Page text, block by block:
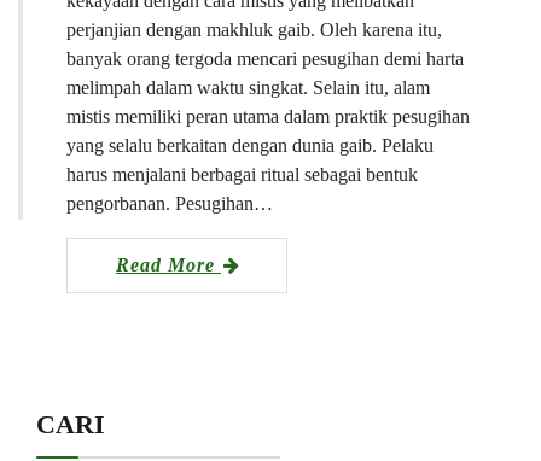
perjanjian dengan makhluk gaib. Oleh karena itu,
banyak orang tergoda mencari pesugihan demi harta
melimpah dalam waktu singkat. Selain itu, alam
mistis memiliki peran utama dalam praktik pesugihan
yang selalu berkaitan dengan dunia gaib. Pelaku
harus menjalani berbagai ritual sebagai bentuk
pengorbanan. Pesugihan…
Read More
CARI